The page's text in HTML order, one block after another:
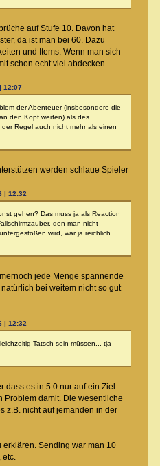
auf Stufe 10. Davon hat
da ist man bei 60. Dazu
und Items. Wenn man sich
schon echt viel abdecken.
12:07
der Abenteuer (insbesondere die
den Kopf werfen) als des
Regel auch nicht mehr als einen
werden schlaue Spieler
| 12:32
gehen? Das muss ja als Reaction
den man nicht
wird, wär ja reichlich
jede Menge spannende
bei weitem nicht so gut
| 12:32
Tatsch sein müssen... tja
dass es in 5.0 nur auf ein Ziel
Problem damit. Die wesentliche
z.B. nicht auf jemanden in der
Sending war man 10